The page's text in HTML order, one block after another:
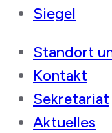
Siegel
Standort
Kontakt
Sekretariat
Aktuelles